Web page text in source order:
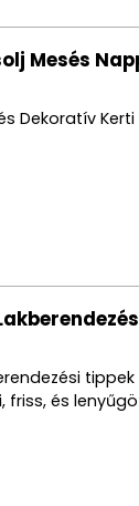
Mesés
Dekoratív
friss, és